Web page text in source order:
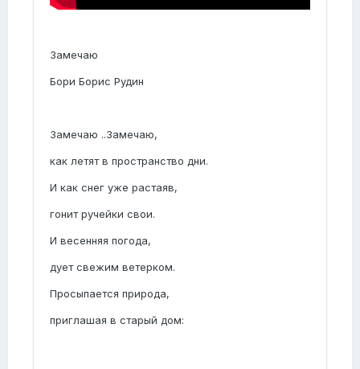
Замечаю
Бори Борис Рудин
Замечаю ..Замечаю,
как летят в пространство дни.
И как снег уже растаяв,
гонит ручейки свои.
И весенняя погода,
дует свежим ветерком.
Просыпается природа,
приглашая в старый дом: